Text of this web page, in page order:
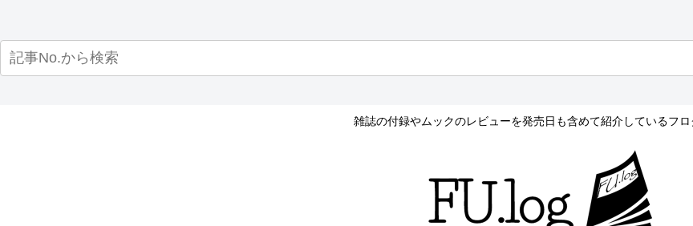
雑誌の付録やムックのレビューを発売日も含めて紹介しているフロ